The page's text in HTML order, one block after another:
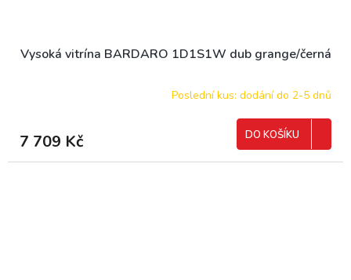
Vysoká vitrína BARDARO 1D1S1W dub grange/černá
Poslední kus: dodání do 2-5 dnů
7 709 Kč DO KOŠÍKU